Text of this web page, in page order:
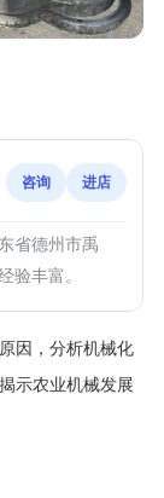
咨询 进店
省德州市禹
验丰富。
因，分析机械化
示农业机械发展